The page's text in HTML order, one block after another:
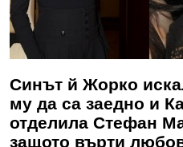
Синът й Жорко
му да са заедно и
отделила Стефан
защото върти